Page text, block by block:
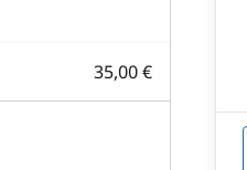
35,00 €